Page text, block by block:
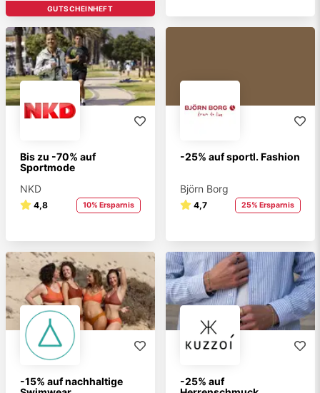
STUDENT BRAND
GUTSCHEINHEFT
Bis zu -70% auf
Sportmode
NKD
4,8 10% Ersparnis
-25% auf sportl. Fashion
Björn Borg
4,7 25% Ersparnis
-15% auf nachhaltige
-25% auf